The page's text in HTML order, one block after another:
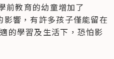
前教育的幼童增加了
響，有許多孩子僅能留在
的學習及生活下，恐怕影